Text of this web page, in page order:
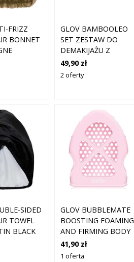
FRIZZ
BONNET
GLOV BAMBOOLEO
SET ZESTAW DO
DEMAKIJAŻU Z
MIKROFIBRY
49,90 zł
2 oferty
SIDED
TOWEL
BLACK
GLOV BUBBLEMATE
BOOSTING FOAMING
AND FIRMING BODY
PAD RĘKAWICA DO
MASAŻU DO CIAŁA 1
41,90 zł
1 oferta